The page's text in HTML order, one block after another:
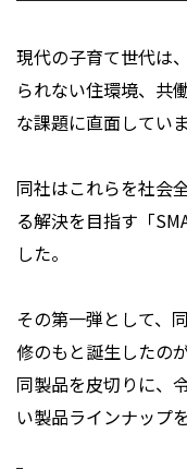
現代の子育て世代は
られない住環境、共
な課題に直面していま
同社はこれらを社会
る解決を目指す「
した。
その第一弾として、
修のもと誕生したの
同製品を皮切りに、
い製品ラインナップ